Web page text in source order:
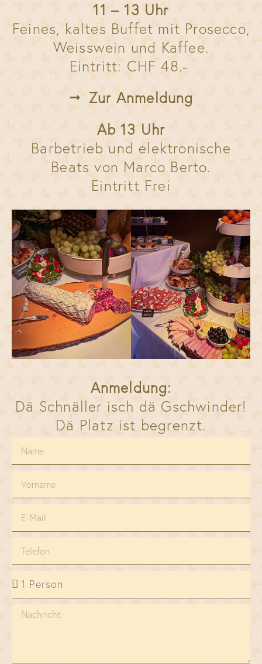
11 – 13 Uhr
Feines, kaltes Buffet mit Prosecco,
Weisswein und Kaffee.
Eintritt: CHF 48.-
Zur Anmeldung
Ab 13 Uhr
Barbetrieb und elektronische
Beats von Marco Berto.
Eintritt Frei
Anmeldung:
Dä Schnäller isch dä Gschwinder!
Dä Platz ist begrenzt.